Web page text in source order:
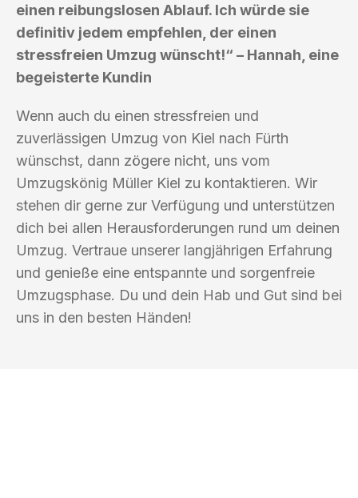
einen reibungslosen Ablauf. Ich würde sie
definitiv jedem empfehlen, der einen
stressfreien Umzug wünscht!“ – Hannah, eine
begeisterte Kundin
Wenn auch du einen stressfreien und
zuverlässigen Umzug von Kiel nach Fürth
wünschst, dann zögere nicht, uns vom
Umzugskönig Müller Kiel zu kontaktieren. Wir
stehen dir gerne zur Verfügung und unterstützen
dich bei allen Herausforderungen rund um deinen
Umzug. Vertraue unserer langjährigen Erfahrung
und genieße eine entspannte und sorgenfreie
Umzugsphase. Du und dein Hab und Gut sind bei
uns in den besten Händen!